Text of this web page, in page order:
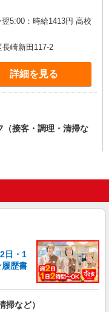
5:00：時給1413円 高校
崎新田117-2
詳細を見る
（接客・調理・清掃な
川477-4
ッフ
降は時給1475円 ※高校
費あり（基本時給×月間
坂897-1
日・1
歴書
など）